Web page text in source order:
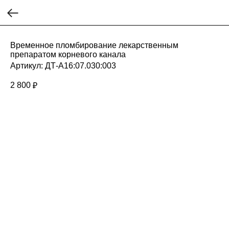
Временное пломбирование лекарственным
препаратом корневого канала
Артикул: ДТ-А16:07.030:003
2 800 ₽